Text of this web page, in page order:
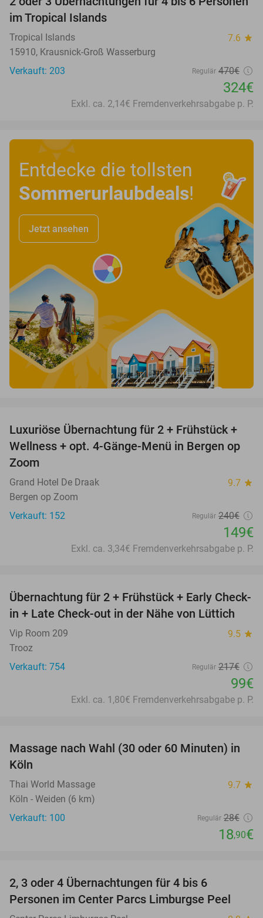
31%
im Tropical Islands
Tropical Islands 7.6 star
15910, Krausnick-Groß Wasserburg
Verkauft: 203
Regulär 470€
324€
Exkl. ca. 2,14€ Fremdenverkehrsabgabe p. P.
Entdecke die tollsten
Sommerurlaubdeals!
Jetzt ansehen
38%
Luxuriöse Übernachtung für 2 + Frühstück +
Wellness + opt. 4-Gänge-Menü in Bergen op
Zoom
Grand Hotel De Draak 9.7 star
Bergen op Zoom
Verkauft: 152
Regulär 240€
149€
Exkl. ca. 3,34€ Fremdenverkehrsabgabe p. P.
54%
Übernachtung für 2 + Frühstück + Early Check-
in + Late Check-out in der Nähe von Lüttich
Vip Room 209 9.5 star
Trooz
Verkauft: 754
Regulär 217€
99€
Exkl. ca. 1,80€ Fremdenverkehrsabgabe p. P.
33%
SOLD
OUT
Massage nach Wahl (30 oder 60 Minuten) in
Köln
Thai World Massage 9.7 star
Köln - Weiden (6 km)
Verkauft: 100
Regulär 28€
18,90€
2, 3 oder 4 Übernachtungen für 4 bis 6
Personen im Center Parcs Limburgse Peel